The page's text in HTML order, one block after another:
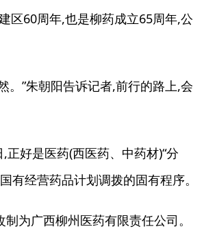
60周年,也是柳药成立65周年,公
”朱朝阳告诉记者,前行的路上,会
好是医药(西医药、中药材)“分
有经营药品计划调拨的固有程序。
为广西柳州医药有限责任公司。